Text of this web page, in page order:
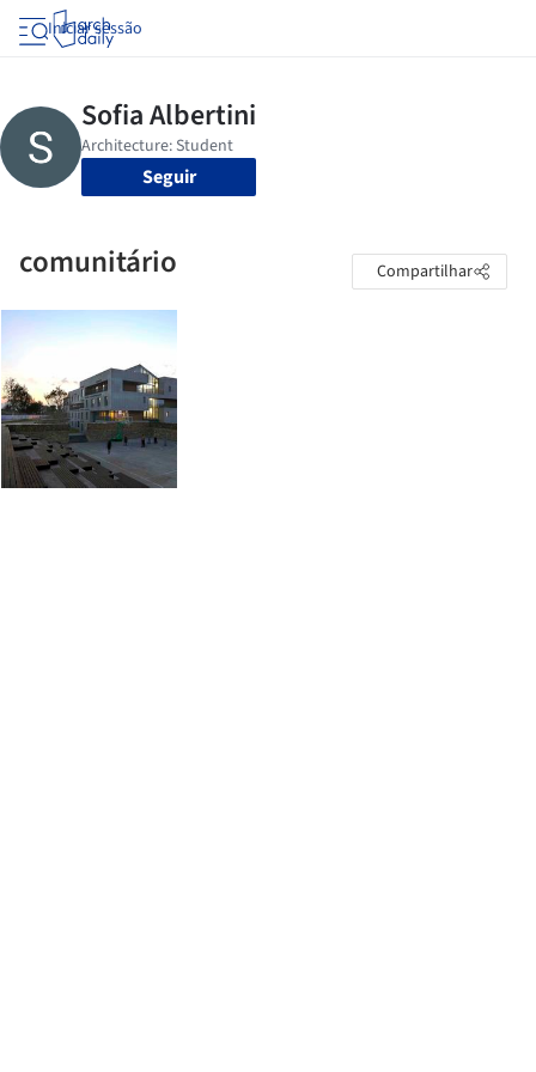
Iniciar sessão
Seguir
comunitário Compartilhar